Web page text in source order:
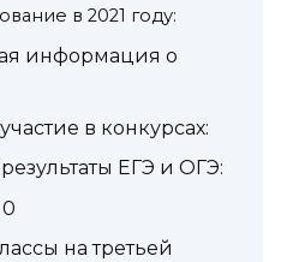
в 2021 году:
информация о
в конкурсах:
ЕГЭ и ОГЭ:
на третьей